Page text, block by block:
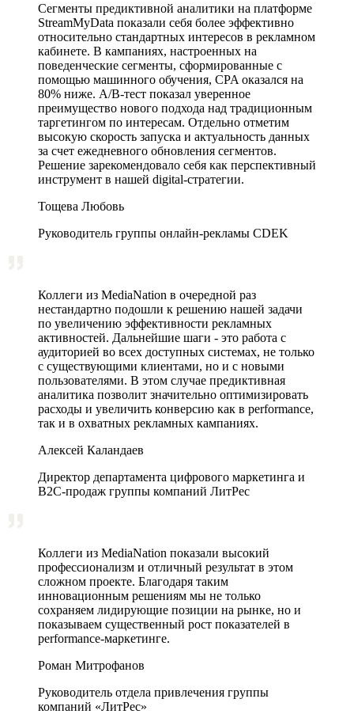
Сегменты предиктивной аналитики на платформе
StreamMyData показали себя более эффективно
относительно стандартных интересов в рекламном
кабинете. В кампаниях, настроенных на
поведенческие сегменты, сформированные с
помощью машинного обучения, CPA оказался на
80% ниже. A/B‑тест показал уверенное
преимущество нового подхода над традиционным
таргетингом по интересам. Отдельно отметим
высокую скорость запуска и актуальность данных
за счет ежедневного обновления сегментов.
Решение зарекомендовало себя как перспективный
инструмент в нашей digital-стратегии.
Тощева Любовь
Руководитель группы онлайн-рекламы CDEK
Коллеги из MediaNation в очередной раз
нестандартно подошли к решению нашей задачи
по увеличению эффективности рекламных
активностей. Дальнейшие шаги - это работа с
аудиторией во всех доступных системах, не только
с существующими клиентами, но и с новыми
пользователями. В этом случае предиктивная
аналитика позволит значительно оптимизировать
расходы и увеличить конверсию как в performance,
так и в охватных рекламных кампаниях.
Алексей Каландаев
Директор департамента цифрового маркетинга и
В2С-продаж группы компаний ЛитРес
Коллеги из MediaNation показали высокий
профессионализм и отличный результат в этом
сложном проекте. Благодаря таким
инновационным решениям мы не только
сохраняем лидирующие позиции на рынке, но и
показываем существенный рост показателей в
performance-маркетинге.
Роман Митрофанов
Руководитель отдела привлечения группы
компаний «ЛитРес»